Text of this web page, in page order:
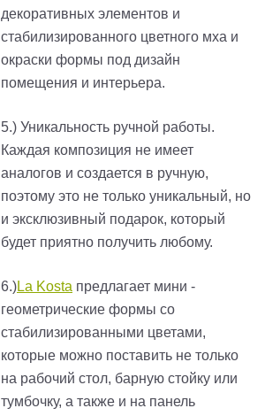
декоративных элементов и
стабилизированного цветного мха и
окраски формы под дизайн
помещения и интерьера.
5.) Уникальность ручной работы.
Каждая композиция не имеет
аналогов и создается в ручную,
поэтому это не только уникальный, но
и эксклюзивный подарок, который
будет приятно получить любому.
6.)La Kosta предлагает мини -
геометрические формы со
стабилизированными цветами,
которые можно поставить не только
на рабочий стол, барную стойку или
тумбочку, а также и на панель